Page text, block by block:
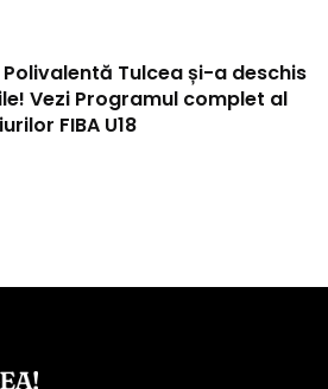
Polivalentă Tulcea și-a deschis
Vezi Programul complet al
FIBA U18